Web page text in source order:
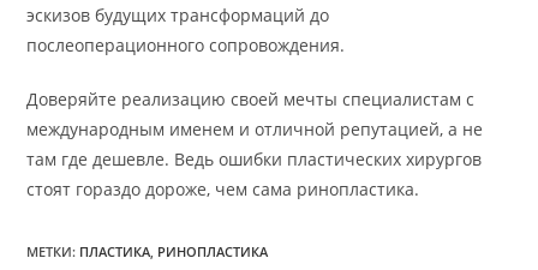
эскизов будущих трансформаций до
послеоперационного сопровождения.
Доверяйте реализацию своей мечты специалистам с
международным именем и отличной репутацией, а не
там где дешевле. Ведь ошибки пластических хирургов
стоят гораздо дороже, чем сама ринопластика.
МЕТКИ: ПЛАСТИКА РИНОПЛАСТИКА